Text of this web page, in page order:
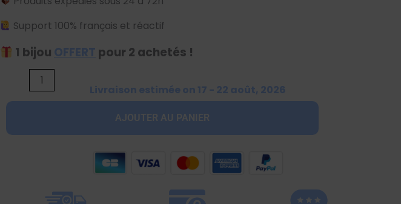
Support 100% français et réactif
1 bijou OFFERT pour 2 achetés !
quantité
à
AJOUTER AU PANIER
Livraison estimée on 17 - 22 août, 2026